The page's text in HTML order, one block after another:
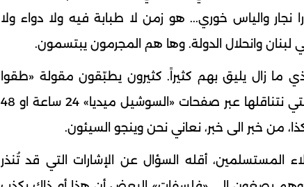
والياس خوري... هو زمن لا طبابة فيه ولا دواء ولا
لبنان وانحلال الدولة. وها هم المجرمون يبتسمون.
ما زال يليق بهم كثيراً. كثيرون يطبّقون مقولة «طقوا
وماتوا» ولا أحد يبالي بأسباب موتهم. وتكرج الأحداث النافرة التي نتناقلها عبر صفحات «السوشيل ميديا» 24 ساعة او 48
من خبر الى خبر، نعاني نحن وينجو السيئون.
المستسلمين، أقله السؤال عن الإشارات التي قد تُنذر